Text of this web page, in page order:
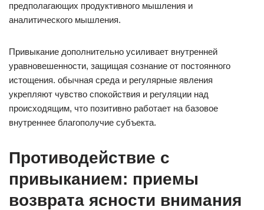
предполагающих продуктивного мышления и
аналитического мышления.
Привыкание дополнительно усиливает внутренней
уравновешенности, защищая сознание от постоянного
истощения. обычная среда и регулярные явления
укрепляют чувство спокойствия и регуляции над
происходящим, что позитивно работает на базовое
внутреннее благополучие субъекта.
Противодействие с
привыканием: приемы
возврата ясности внимания